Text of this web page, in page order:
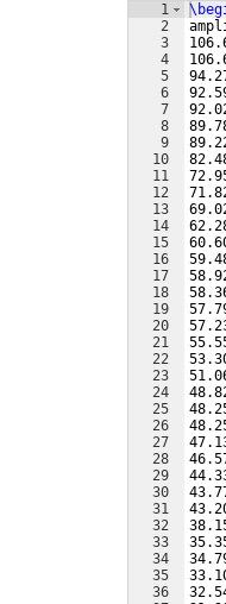
1
2
3
4
5
6
7
8
9
10
11
12
13
14
15
16
17
18
19
20
21
22
23
24
25
26
27
28
29
30
31
32
33
34
35
36